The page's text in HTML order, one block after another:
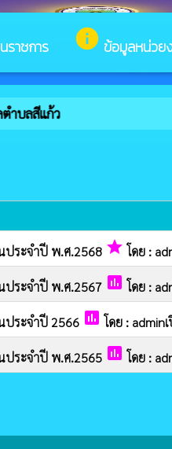
ราชการ info ข้อมูลหน่วย
ำบลสีแก้ว
ประจำปี พ.ศ.2568 grade โดย :
ประจำปี พ.ศ.2567 poll โดย :
ประจำปี 2566 poll โดย : admin
ประจำปี พ.ศ.2565 poll โดย :